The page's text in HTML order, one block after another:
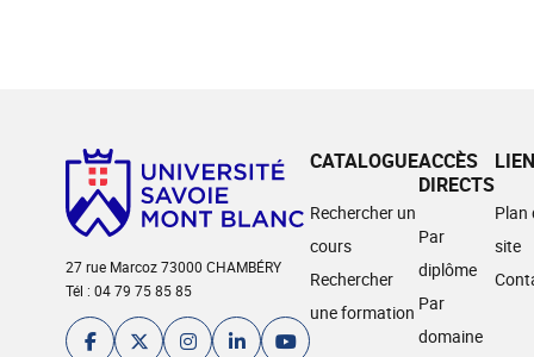
27 rue Marcoz 73000 CHAMBÉRY
Tél : 04 79 75 85 85
CATALOGUE
Rechercher un
cours
Rechercher
une formation
ACCÈS
DIRECTS
Par
diplôme
Par
domaine
Plan
site